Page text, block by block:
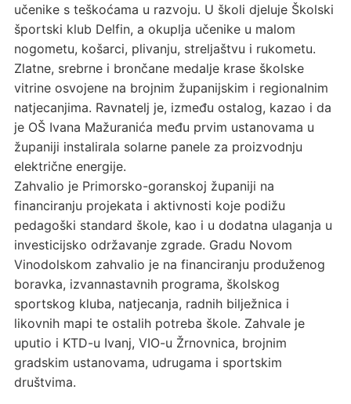
učenike s teškoćama u razvoju. U školi djeluje Školski
športski klub Delfin, a okuplja učenike u malom
nogometu, košarci, plivanju, streljaštvu i rukometu.
Zlatne, srebrne i brončane medalje krase školske
vitrine osvojene na brojnim županijskim i regionalnim
natjecanjima. Ravnatelj je, između ostalog, kazao i da
je OŠ Ivana Mažuranića među prvim ustanovama u
županiji instalirala solarne panele za proizvodnju
električne energije.
Zahvalio je Primorsko-goranskoj županiji na
financiranju projekata i aktivnosti koje podižu
pedagoški standard škole, kao i u dodatna ulaganja u
investicijsko održavanje zgrade. Gradu Novom
Vinodolskom zahvalio je na financiranju produženog
boravka, izvannastavnih programa, školskog
sportskog kluba, natjecanja, radnih bilježnica i
likovnih mapi te ostalih potreba škole. Zahvale je
uputio i KTD-u Ivanj, VIO-u Žrnovnica, brojnim
gradskim ustanovama, udrugama i sportskim
društvima.